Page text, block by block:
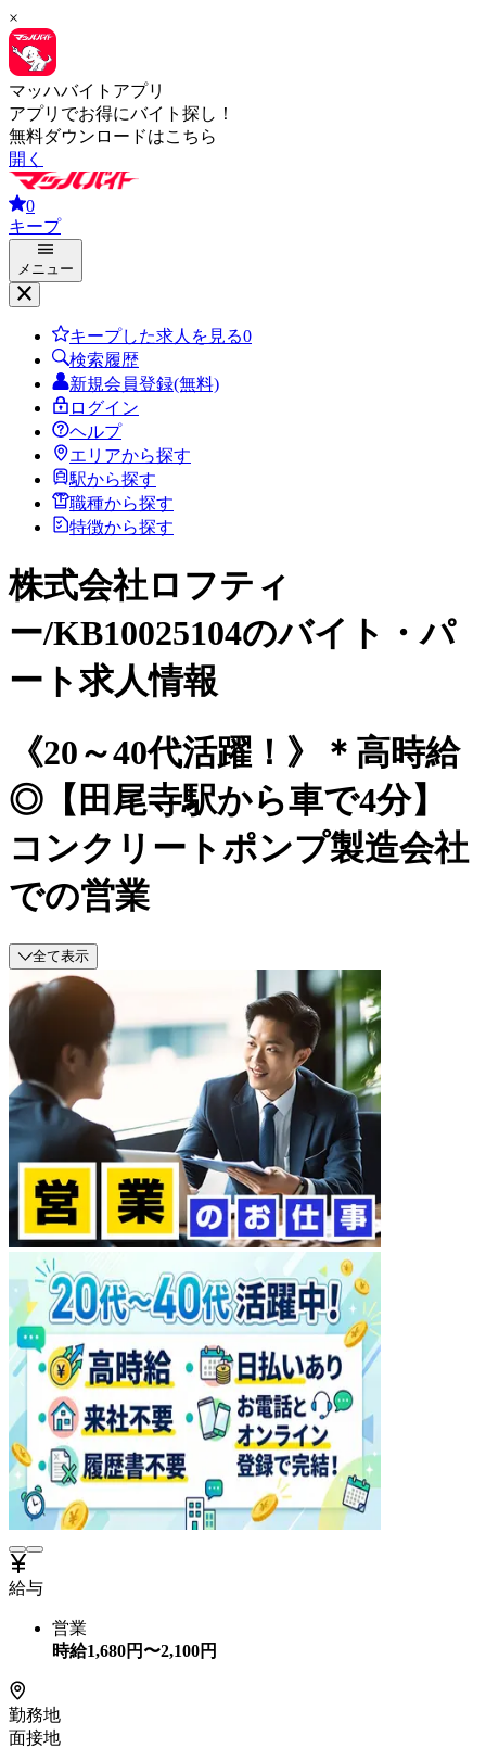
×
マッハバイトアプリ
アプリでお得にバイト探し！
無料ダウンロードはこちら
開く
0
キープ
メニュー
キープした求人を見る0
検索履歴
新規会員登録(無料)
ログイン
ヘルプ
エリアから探す
駅から探す
職種から探す
特徴から探す
株式会社ロフティ
ー/KB10025104のバイト・パ
ート求人情報
《20～40代活躍！》＊高時給
◎【田尾寺駅から車で4分】
コンクリートポンプ製造会社
での営業
全て表示
給与
営業
時給1,680円〜2,100円
勤務地
面接地